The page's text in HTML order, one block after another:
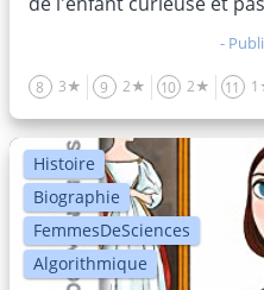
-
8 3★ 9 2★ 10 2★ 11
Histoire
Biographie
FemmesDeSciences
Algorithmique